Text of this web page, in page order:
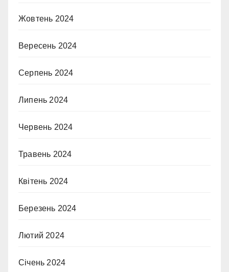
Жовтень 2024
Вересень 2024
Серпень 2024
Липень 2024
Червень 2024
Травень 2024
Квітень 2024
Березень 2024
Лютий 2024
Січень 2024